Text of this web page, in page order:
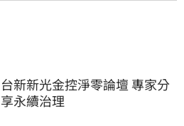
台新新光金控淨零論壇 專家分
享永續治理